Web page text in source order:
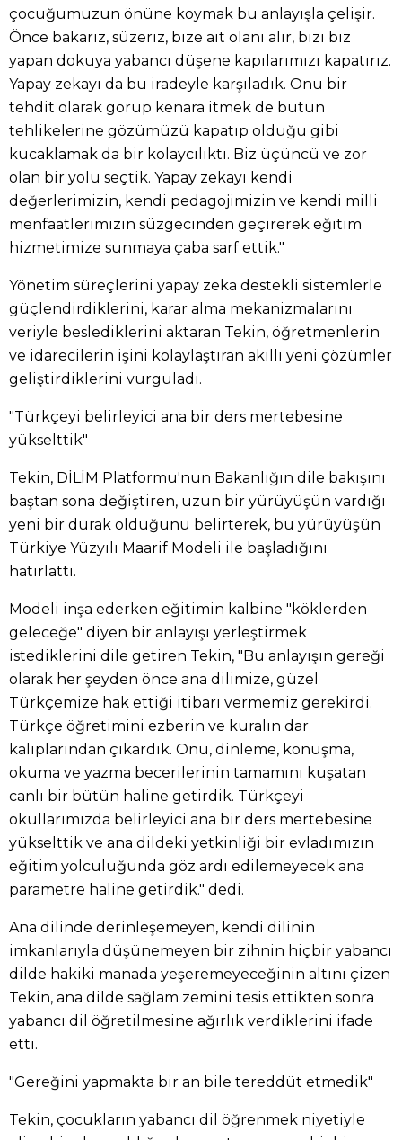
çocuğumuzun önüne koymak bu anlayışla çelişir.
Önce bakarız, süzeriz, bize ait olanı alır, bizi biz
yapan dokuya yabancı düşene kapılarımızı kapatırız.
Yapay zekayı da bu iradeyle karşıladık. Onu bir
tehdit olarak görüp kenara itmek de bütün
tehlikelerine gözümüzü kapatıp olduğu gibi
kucaklamak da bir kolaycılıktı. Biz üçüncü ve zor
olan bir yolu seçtik. Yapay zekayı kendi
değerlerimizin, kendi pedagojimizin ve kendi milli
menfaatlerimizin süzgecinden geçirerek eğitim
hizmetimize sunmaya çaba sarf ettik."
Yönetim süreçlerini yapay zeka destekli sistemlerle
güçlendirdiklerini, karar alma mekanizmalarını
veriyle beslediklerini aktaran Tekin, öğretmenlerin
ve idarecilerin işini kolaylaştıran akıllı yeni çözümler
geliştirdiklerini vurguladı.
"Türkçeyi belirleyici ana bir ders mertebesine
yükselttik"
Tekin, DİLİM Platformu'nun Bakanlığın dile bakışını
baştan sona değiştiren, uzun bir yürüyüşün vardığı
yeni bir durak olduğunu belirterek, bu yürüyüşün
Türkiye Yüzyılı Maarif Modeli ile başladığını
hatırlattı.
Modeli inşa ederken eğitimin kalbine "köklerden
geleceğe" diyen bir anlayışı yerleştirmek
istediklerini dile getiren Tekin, "Bu anlayışın gereği
olarak her şeyden önce ana dilimize, güzel
Türkçemize hak ettiği itibarı vermemiz gerekirdi.
Türkçe öğretimini ezberin ve kuralın dar
kalıplarından çıkardık. Onu, dinleme, konuşma,
okuma ve yazma becerilerinin tamamını kuşatan
canlı bir bütün haline getirdik. Türkçeyi
okullarımızda belirleyici ana bir ders mertebesine
yükselttik ve ana dildeki yetkinliği bir evladımızın
eğitim yolculuğunda göz ardı edilemeyecek ana
parametre haline getirdik." dedi.
Ana dilinde derinleşemeyen, kendi dilinin
imkanlarıyla düşünemeyen bir zihnin hiçbir yabancı
dilde hakiki manada yeşeremeyeceğinin altını çizen
Tekin, ana dilde sağlam zemini tesis ettikten sonra
yabancı dil öğretilmesine ağırlık verdiklerini ifade
etti.
"Gereğini yapmakta bir an bile tereddüt etmedik"
Tekin, çocukların yabancı dil öğrenmek niyetiyle